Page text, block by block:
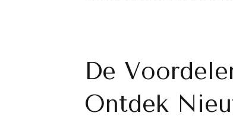
De
Ontdek